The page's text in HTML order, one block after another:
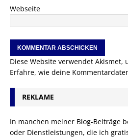
Webseite
Diese Website verwendet Akismet,
Erfahre, wie deine
REKLAME
In manchen meiner Blog-Beiträge
oder Dienstleistungen, die ich